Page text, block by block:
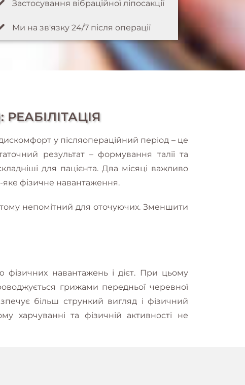
Застосування вібраційної ліпосакції
Ми на зв'язку 24/7 після операції
у післяопераційний період – це
результат – формування талії та
для пацієнта. Два місяці важливо
яке фізичне навантаження.
тому непомітний для оточуючих. Зменшити
фізичних навантажень і дієт. При цьому
грижами передньої черевної
більш стрункий вигляд і фізичний
харчуванні та фізичній активності не